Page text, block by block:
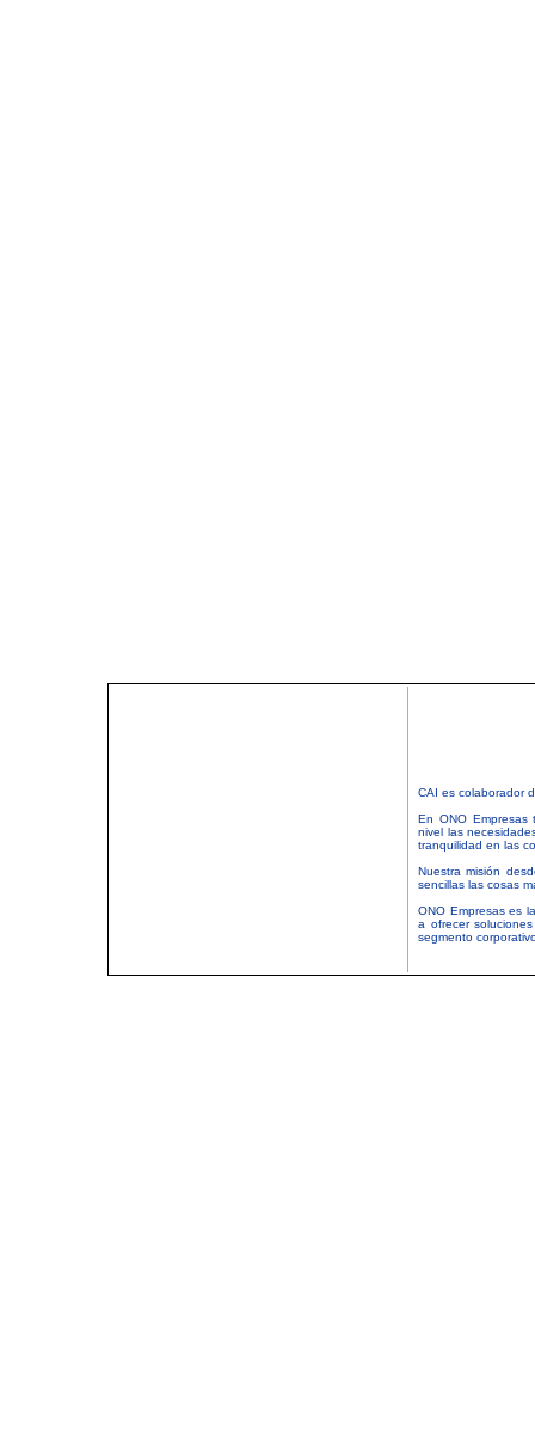
CAI es colaborador
En ONO Empresas
nivel las
tranquilidad en las
Nuestra misión
sencillas las cosas
ONO Empresas es
a ofrecer
segmento